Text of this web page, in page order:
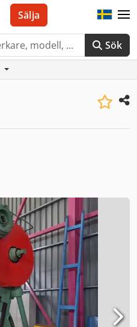
Sök
Sälja